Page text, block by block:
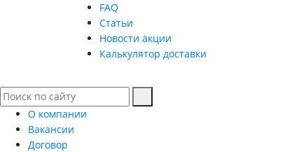
FAQ
Статьи
Новости акции
Калькулятор доставки
О компании
Вакансии
Договор